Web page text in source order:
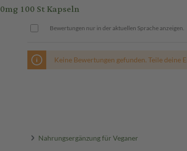
100 St Kapseln
Bewertungen nur in der aktuellen Sprache anzeigen.
Keine Bewertungen gefunden. Teile deine
Nahrungsergänzung für Veganer